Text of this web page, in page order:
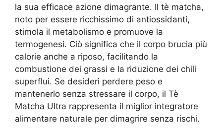
la sua efficace azione dimagrante. Il tè matcha,
noto per essere ricchissimo di antiossidanti,
stimola il metabolismo e promuove la
termogenesi. Ciò significa che il corpo brucia più
calorie anche a riposo, facilitando la
combustione dei grassi e la riduzione dei chili
superflui. Se desideri perdere peso e
mantenerlo senza stressare il corpo, il Tè
Matcha Ultra rappresenta il miglior integratore
alimentare naturale per dimagrire senza rischi.